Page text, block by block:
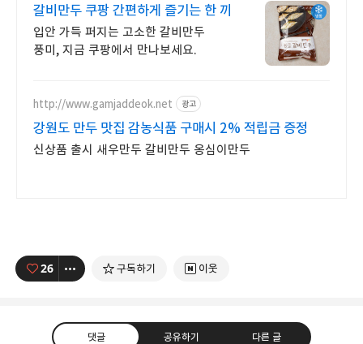
갈비만두 쿠팡 간편하게 즐기는 한 끼
입안 가득 퍼지는 고소한 갈비만두
풍미, 지금 쿠팡에서 만나보세요.
http://www.gamjaddeok.net 광고
강원도 만두 맛집 감농식품 구매시 2% 적립금 증정
신상품 출시 새우만두 갈비만두 옹심이만두
26 구독하기 이웃
댓글 공유하기 다른 글